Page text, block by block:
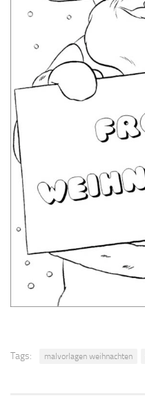
Tags: malvorlagen weihnachten